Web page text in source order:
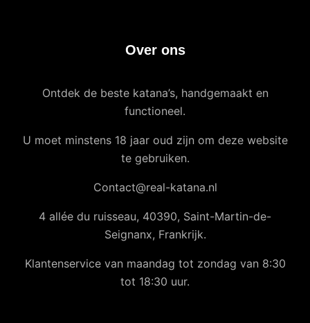
Over ons
Ontdek de beste katana’s, handgemaakt en
functioneel.
U moet minstens 18 jaar oud zijn om deze website
te gebruiken.
Contact@real-katana.nl
4 allée du ruisseau, 40390, Saint-Martin-de-
Seignanx, Frankrijk.
Klantenservice van maandag tot zondag van 8:30
tot 18:30 uur.